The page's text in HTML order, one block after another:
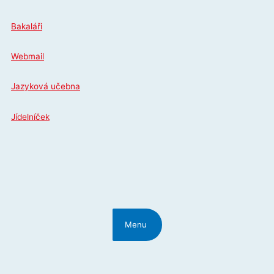
obsah
Bakaláři
Webmail
Jazyková učebna
Jídelníček
Menu